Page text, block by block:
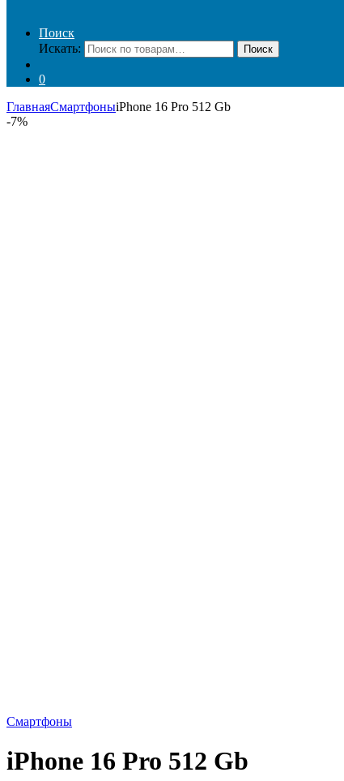
Поиск
Искать:
Поиск
0
ГлавнаяСмартфоныiPhone 16 Pro 512 Gb
-7%
Смартфоны
iPhone 16 Pro 512 Gb